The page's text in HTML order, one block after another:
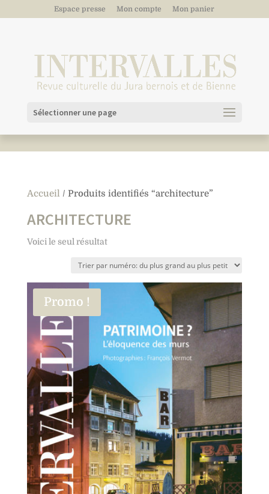
Espace presse Mon compte Mon panier
Sélectionner une page
Accueil/ Produits identifiés “architecture”
ARCHITECTURE
Voici le seul résultat
Promo !